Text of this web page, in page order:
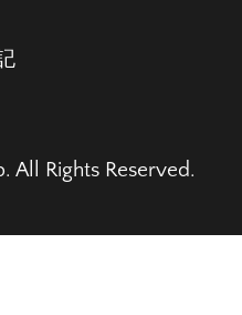
All Rights Reserved.